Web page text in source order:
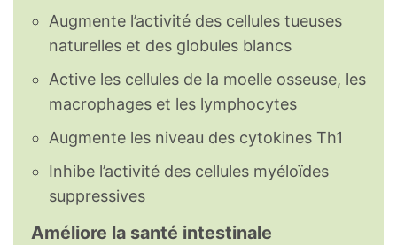
Augmente l’activité des cellules tueuses
naturelles et des globules blancs
Active les cellules de la moelle osseuse, les
macrophages et les lymphocytes
Augmente les niveau des cytokines Th1
Inhibe l’activité des cellules myéloïdes
suppressives
Améliore la santé intestinale